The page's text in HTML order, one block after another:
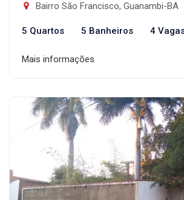
Bairro São Francisco, Guanambi-BA
5 Quartos 5 Banheiros 4
Mais informações